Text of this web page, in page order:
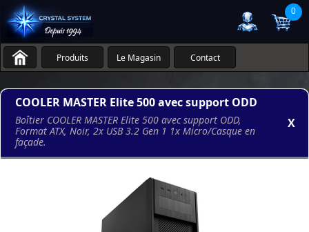
0
Produits Le Magasin Contact
COOLER MASTER Elite 500 avec support ODD
Boîtier COOLER MASTER Elite 500 avec support ODD,
Format ATX, Noir, 2x USB 3.2 Gen 1 1x Micro/Casque en
façade.
X